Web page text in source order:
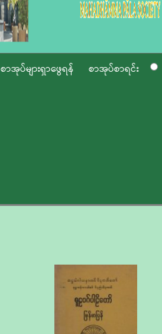
စာအုပ်များရှာဖွေရန် စာအုပ်စာရင်း